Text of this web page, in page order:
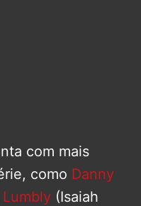
com mais
como Danny
Lumbly (Isaiah